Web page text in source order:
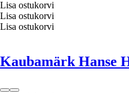
Lisa ostukorvi
Lisa ostukorvi
Lisa ostukorvi
Kaubamärk Hanse